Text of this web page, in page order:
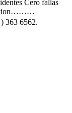
Cero fallas
363 6562.